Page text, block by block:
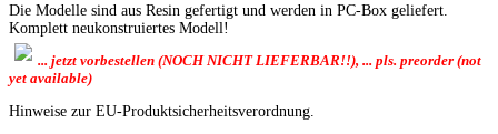
Die Modelle sind aus Resin gefertigt und werden in PC-Box geliefert.
Komplett neukonstruiertes Modell!
... jetzt vorbestellen (NOCH NICHT LIEFERBAR!!), ... pls. preorder (not
yet available)
Hinweise zur EU-Produktsicherheitsverordnung.